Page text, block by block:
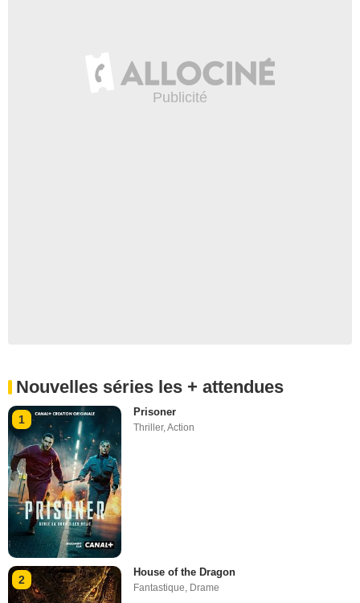
Nouvelles séries les + attendues
1
Prisoner
Thriller,Action
2
House of the Dragon
Fantastique Drame